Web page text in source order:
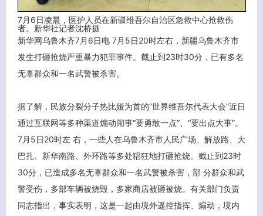
7月6日凌晨，医护人员在新疆维吾尔自治区急救中心抢救伤
者。新华社记者沈桥摄
新华网乌鲁木齐7月6日电 7月5日20时左右，新疆乌鲁木齐市
发生打砸抢烧严重暴力犯罪事件。截止到23时30分，已有多名
无辜群众和一名武警被杀害。
据了解，民族分裂分子热比娅为首的“世界维吾尔代表大会”近日
通过互联网等多种渠道煽动闹事“要勇敢一点”、“要出点大事”。
7月5日20时左 右，一些人在乌鲁木齐市人民广场、解放路、大
巴扎、新华南路、外环路等多处猖狂地打砸抢烧。截止到23时
30分，已造成多名无辜群众和一名武警被杀害，部 分群众和武
警受伤，多部车辆被烧毁，多家商店被砸被烧。有关部门负责
同志指出，事实表明，这是一起由境外遥控指挥、煽动，境内